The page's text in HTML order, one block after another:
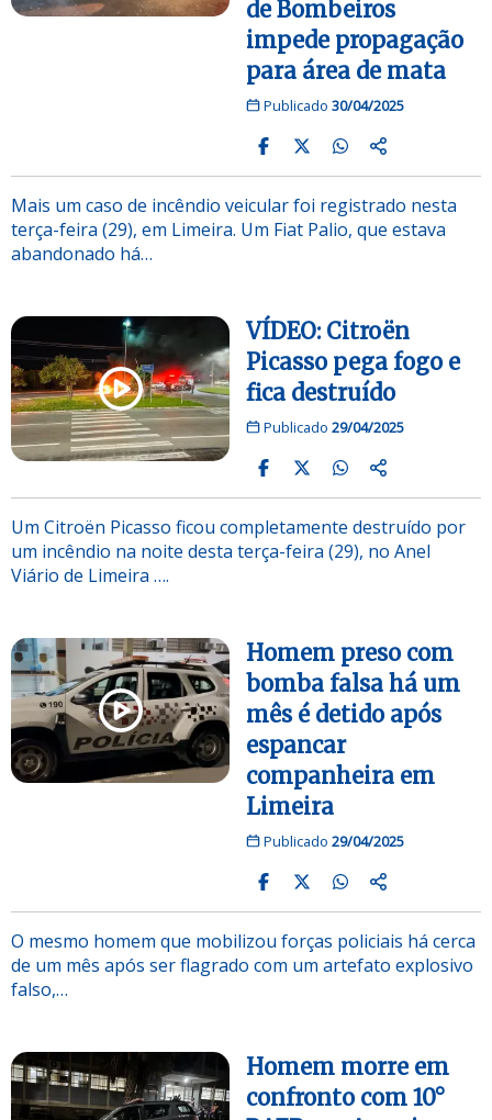
de Bombeiros
impede propagação
para área de mata
Publicado 30/04/2025
Mais um caso de incêndio veicular foi registrado nesta
terça-feira (29), em Limeira. Um Fiat Palio, que estava
abandonado há…
VÍDEO: Citroën
Picasso pega fogo e
fica destruído
Publicado 29/04/2025
Um Citroën Picasso ficou completamente destruído por
um incêndio na noite desta terça-feira (29), no Anel
Viário de Limeira ….
Homem preso com
bomba falsa há um
mês é detido após
espancar
companheira em
Limeira
Publicado 29/04/2025
O mesmo homem que mobilizou forças policiais há cerca
de um mês após ser flagrado com um artefato explosivo
falso,…
Homem morre em
confronto com 10°